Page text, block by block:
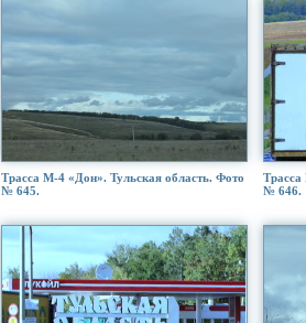
Трасса М-4 «Дон». Тульская область. Фото
№ 645.
Трасса
№ 646.